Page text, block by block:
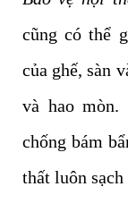
cũng có thể
của ghế, sàn
và hao
chống bám
thất luôn